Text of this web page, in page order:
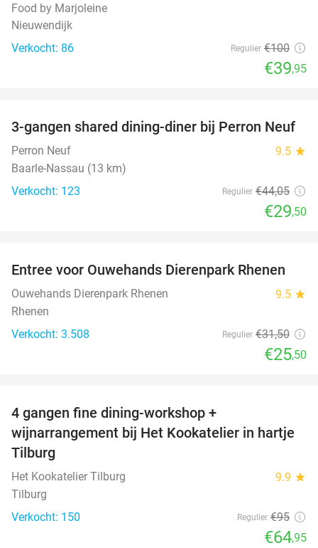
Food by Marjoleine
Nieuwendijk
Verkocht: 86
Regulier €100
€39,95
33%
3-gangen shared dining-diner bij Perron Neuf
Perron Neuf 9.5 star
Baarle-Nassau (13 km)
Verkocht: 123
Regulier €44,05
€29,50
19%
Entree voor Ouwehands Dierenpark Rhenen
Ouwehands Dierenpark Rhenen 9.5 star
Rhenen
Verkocht: 3.508
Regulier €31,50
€25,50
4 gangen fine dining-workshop +
wijnarrangement bij Het Kookatelier in hartje
Tilburg
Het Kookatelier Tilburg 9.9 star
Tilburg
Verkocht: 150
Regulier €95
€64,95